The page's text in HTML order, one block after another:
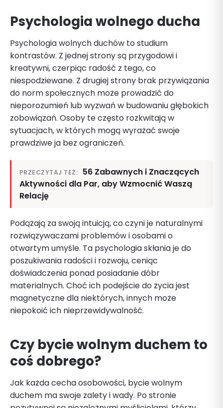
Psychologia wolnego ducha
Psychologia wolnych duchów to studium
kontrastów. Z jednej strony są przygodowi i
kreatywni, czerpiąc radość z tego, co
niespodziewane. Z drugiej strony brak przywiązania
do norm społecznych może prowadzić do
nieporozumień lub wyzwań w budowaniu głębokich
zobowiązań. Osoby te często rozkwitają w
sytuacjach, w których mogą wyrażać swoje
prawdziwe ja bez ograniczeń.
PRZECZYTAJ TEŻ:
56 Zabawnych i Znaczących
Aktywności dla Par, aby Wzmocnić Waszą
Relację
Podążają za swoją intuicją, co czyni je naturalnymi
rozwiązywaczami problemów i osobami o
otwartym umyśle. Ta psychologia skłania je do
poszukiwania radości i rozwoju, ceniąc
doświadczenia ponad posiadanie dóbr
materialnych. Choć ich podejście do życia jest
magnetyczne dla niektórych, innych może
niepokoić ich nieprzewidywalność.
Czy bycie wolnym duchem to
coś dobrego?
Jak każda cecha osobowości, bycie wolnym
duchem ma swoje zalety i wady. Po stronie